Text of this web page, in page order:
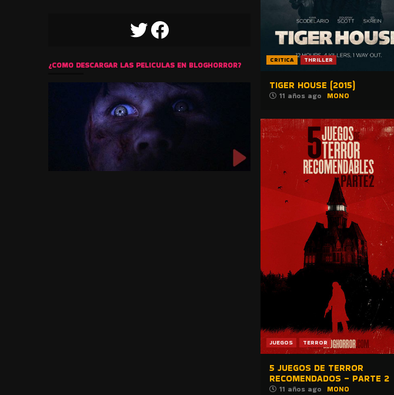
CRITICA THRILLER
TIGER HOUSE (2015)
11 años ago MONO
JUEGOS TERROR
5 JUEGOS DE TERROR
RECOMENDADOS – PARTE 2
11 años ago MONO
TWITTERFACEBOOK
¿COMO DESCARGAR LAS PELICULAS EN BLOGHORROR?